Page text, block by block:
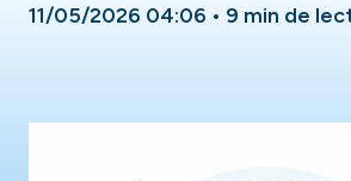
11/05/2026 04:06 • 9 min de